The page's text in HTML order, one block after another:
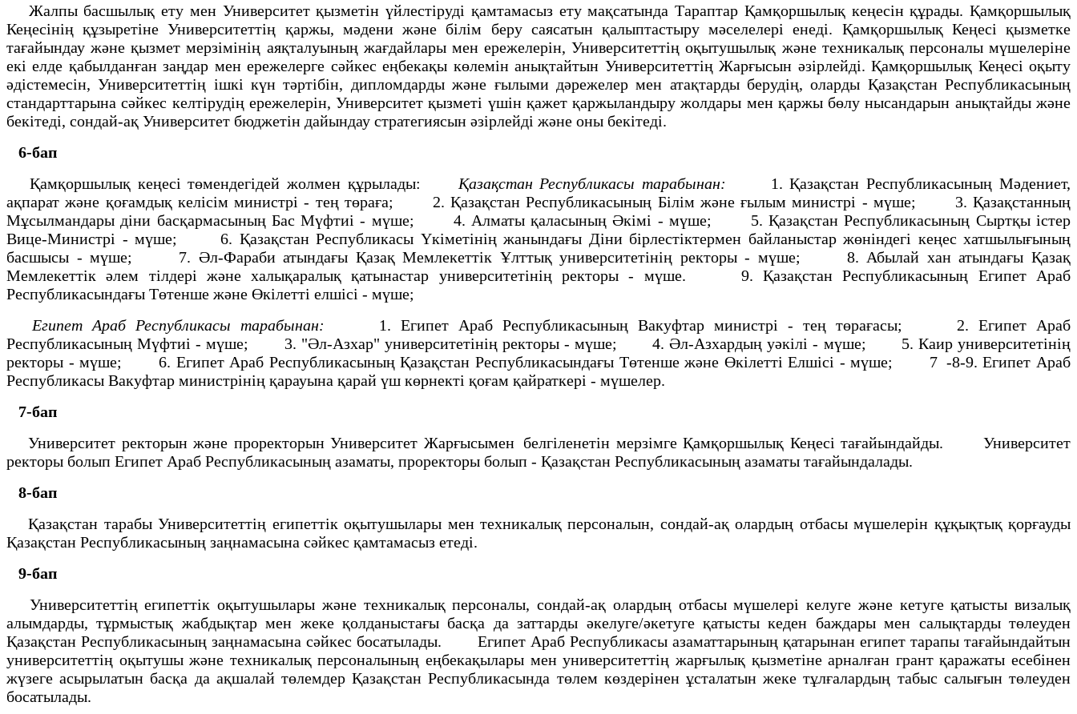
Жалпы басшылық ету мен Университет қызметiн үйлестiрудi қамтамасыз ету мақсатында Тараптар Қамқоршылық кеңесiн құрады. Қамқоршылық
Кеңесiнiң құзыретiне Университеттiң қаржы, мәдени және бiлiм беру саясатын қалыптастыру мәселелерi енедi. Қамқоршылық Кеңесi қызметке
тағайындау және қызмет мерзiмiнiң аяқталуының жағдайлары мен ережелерiн, Университеттiң оқытушылық және техникалық персоналы мүшелерiне
екi елде қабылданған заңдар мен ережелерге сәйкес еңбекақы көлемiн анықтайтын Университеттiң Жарғысын әзiрлейдi. Қамқоршылық Кеңесi оқыту
әдiстемесiн, Университеттiң iшкi күн тәртiбiн, дипломдарды және ғылыми дәрежелер мен атақтарды берудің, оларды Қазақстан Республикасының
стандарттарына сәйкес келтiрудiң ережелерiн, Университет қызметi үшiн қажет қаржыландыру жолдары мен қаржы бөлу нысандарын анықтайды және
бекiтедi, сондай-ақ Университет бюджетiн дайындау стратегиясын әзiрлейдi және оны бекiтедi.
6-бап
Қамқоршылық кеңесi төмендегiдей жолмен құрылады:
Қазақстан Республикасы тарабынан:
1. Қазақстан Республикасының Мәдениет,
ақпарат және қоғамдық келiсiм министрi - тең төраға; 2. Қазақстан Республикасының Бiлiм және ғылым министрi - мүше; 3. Қазақстанның
Мұсылмандары дiни басқармасының Бас Мүфтиi - мүше; 4. Алматы қаласының Әкiмi - мүше; 5. Қазақстан Республикасының Сыртқы iстер
Вице-Министрi - мүше; 6. Қазақстан Республикасы Yкiметiнiң жанындағы Дiни бiрлестiктермен байланыстар жөнiндегi кеңес хатшылығының
басшысы - мүше; 7. Әл-Фараби атындағы Қазақ Мемлекеттiк Ұлттық университетiнiң ректоры - мүше; 8. Абылай хан атындағы Қазақ
Мемлекеттiк әлем тiлдерi және халықаралық қатынастар университетiнiң ректоры - мүше. 9. Қазақстан Республикасының Египет Араб
Республикасындағы Төтенше және Өкілетті елшісі - мүше;
Египет Араб Республикасы тарабынан:
1. Египет Араб Республикасының Вакуфтар министрi - тең төрағасы; 2. Египет Араб
Республикасының Мүфтиi - мүше; 3. "Әл-Азхар" университетiнiң ректоры - мүше; 4. Әл-Азхардың уәкілі - мүше; 5. Каир университетiнiң
ректоры - мүше; 6. Египет Араб Республикасының Қазақстан Республикасындағы Төтенше және Өкiлеттi Елшiсi - мүше; 7 -8-9. Египет Араб
Республикасы Вакуфтар министрiнiң қарауына қарай үш көрнектi қоғам қайраткерi - мүшелер.
7-бап
Университет ректорын және проректорын Университет Жарғысымен белгiленетiн мерзiмге Қамқоршылық Кеңесi тағайындайды. Университет
ректоры болып Египет Араб Республикасының азаматы, проректоры болып - Қазақстан Республикасының азаматы тағайындалады.
8-бап
Қазақстан тарабы Университеттiң египеттiк оқытушылары мен техникалық персоналын, сондай-ақ олардың отбасы мүшелерiн құқықтық қорғауды
Қазақстан Республикасының заңнамасына сәйкес қамтамасыз етедi.
9-бап
Университеттiң египеттiк оқытушылары және техникалық персоналы, сондай-ақ олардың отбасы мүшелерi келуге және кетуге қатысты визалық
алымдарды, тұрмыстық жабдықтар мен жеке қолданыстағы басқа да заттарды әкелуге/әкетуге қатысты кеден баждары мен салықтарды төлеуден
Қазақстан Республикасының заңнамасына сәйкес босатылады. Египет Араб Республикасы азаматтарының қатарынан египет тарапы тағайындайтын
университеттiң оқытушы және техникалық персоналының еңбекақылары мен университеттiң жарғылық қызметiне арналған грант қаражаты есебiнен
жүзеге асырылатын басқа да ақшалай төлемдер Қазақстан Республикасында төлем көздерiнен ұсталатын жеке тұлғалардың табыс салығын төлеуден
босатылады.